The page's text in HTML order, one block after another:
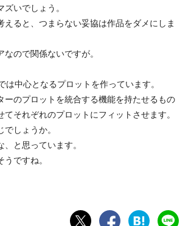
いでしょう。
えると、つまらない妥協は作品をダメにしま
ので関係ないですが。
は中心となるプロットを作っています。
ーのプロットを統合する機能を持たせるもの
それぞれのプロットにフィットさせます。
しょうか。
と思っています。
ですね。